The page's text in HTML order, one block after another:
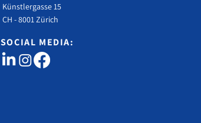
Künstlergasse 15
CH - 8001 Zürich
SOCIAL MEDIA: